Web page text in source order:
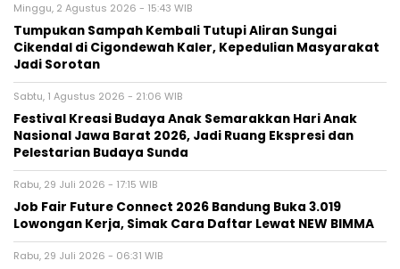
Minggu, 2 Agustus 2026 - 15:43 WIB
Tumpukan Sampah Kembali Tutupi Aliran Sungai
Cikendal di Cigondewah Kaler, Kepedulian Masyarakat
Jadi Sorotan
Sabtu, 1 Agustus 2026 - 21:06 WIB
Festival Kreasi Budaya Anak Semarakkan Hari Anak
Nasional Jawa Barat 2026, Jadi Ruang Ekspresi dan
Pelestarian Budaya Sunda
Rabu, 29 Juli 2026 - 17:15 WIB
Job Fair Future Connect 2026 Bandung Buka 3.019
Lowongan Kerja, Simak Cara Daftar Lewat NEW BIMMA
Rabu, 29 Juli 2026 - 06:31 WIB